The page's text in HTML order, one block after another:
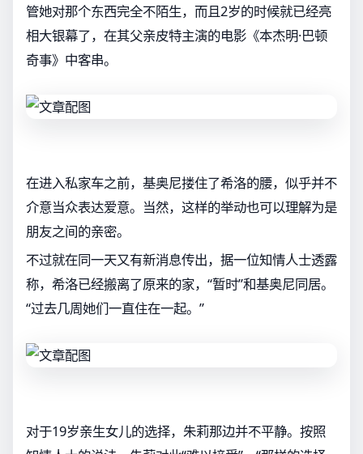
管她对那个东西完全不陌生，而且2岁的时候就已经亮
相大银幕了，在其父亲皮特主演的电影《本杰明·巴顿
奇事》中客串。
在进入私家车之前，基奥尼搂住了希洛的腰，似乎并不
介意当众表达爱意。当然，这样的举动也可以理解为是
朋友之间的亲密。
不过就在同一天又有新消息传出，据一位知情人士透露
称，希洛已经搬离了原来的家，“暂时”和基奥尼同居。
“过去几周她们一直住在一起。”
对于19岁亲生女儿的选择，朱莉那边并不平静。按照